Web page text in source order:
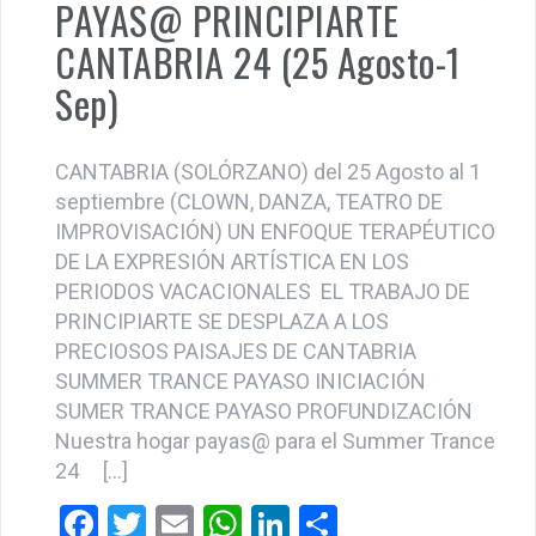
CANTABRIA (SOLÓRZANO) del 25 Agosto al 1
septiembre (CLOWN, DANZA, TEATRO DE
IMPROVISACIÓN) UN ENFOQUE TERAPÉUTICO
PERIODOS VACACIONALES EL TRABAJO DE
PRINCIPIARTE SE DESPLAZA A LOS
PRECIOSOS PAISAJES DE CANTABRIA
SUMMER TRANCE PAYASO INICIACIÓN
SUMER TRANCE PAYASO PROFUNDIZACIÓN
Nuestra hogar payas@ para el Summer Trance
24 […]
F
a
ce
T
wi
E
m
W
h
Li
n
C
o
Próximos Talleres: ciudades y fechas
Summer Trance Payas@s